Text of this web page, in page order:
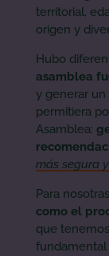
territorial,
origen y
Hubo
asamblea
y generar
permitiera
Asamblea:
más segura
Para
como el
que
fundamental